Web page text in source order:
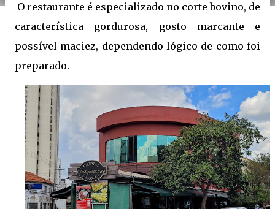
O restaurante é especializado no corte bovino, de
característica gordurosa, gosto marcante e
possível maciez, dependendo lógico de como foi
preparado.